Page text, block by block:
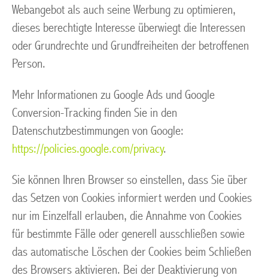
Webangebot als auch seine Werbung zu optimieren,
dieses berechtigte Interesse überwiegt die Interessen
oder Grundrechte und Grundfreiheiten der betroffenen
Person.
Mehr Informationen zu Google Ads und Google
Conversion-Tracking finden Sie in den
Datenschutzbestimmungen von Google:
https://policies.google.com/privacy.
Sie können Ihren Browser so einstellen, dass Sie über
das Setzen von Cookies informiert werden und Cookies
nur im Einzelfall erlauben, die Annahme von Cookies
für bestimmte Fälle oder generell ausschließen sowie
das automatische Löschen der Cookies beim Schließen
des Browsers aktivieren. Bei der Deaktivierung von